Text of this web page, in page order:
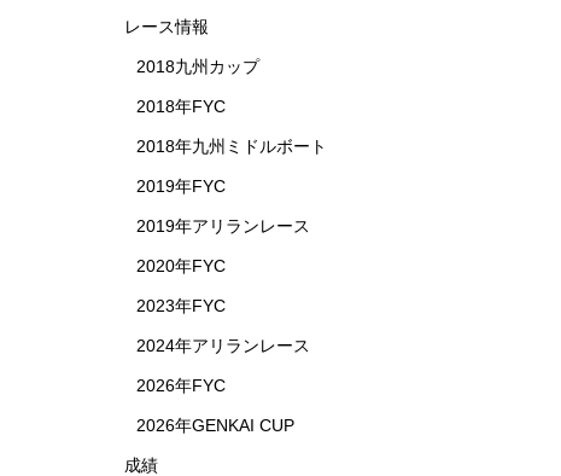
レース情報
2018九州カップ
2018年FYC
2018年九州ミドルボート
2019年FYC
2019年アリランレース
2020年FYC
2023年FYC
2024年アリランレース
2026年FYC
2026年GENKAI CUP
成績